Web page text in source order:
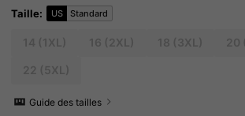
Taille: US Standard
Guide des tailles